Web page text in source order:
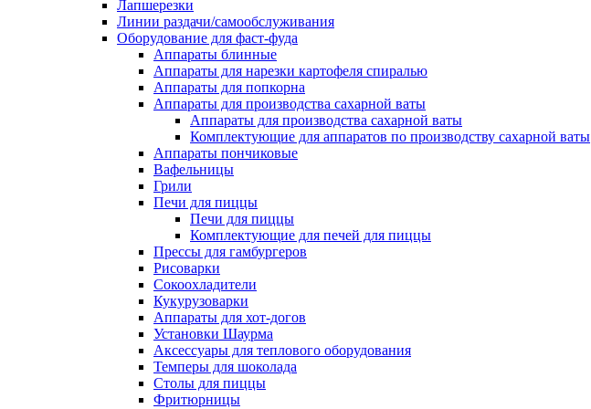
Лапшерезки
Линии раздачи/самообслуживания
Оборудование для фаст-фуда
Аппараты блинные
Аппараты для нарезки картофеля спиралью
Аппараты для попкорна
Аппараты для производства сахарной ваты
Аппараты для производства сахарной ваты
Комплектующие для аппаратов по производству сахарной ваты
Аппараты пончиковые
Вафельницы
Грили
Печи для пиццы
Печи для пиццы
Комплектующие для печей для пиццы
Прессы для гамбургеров
Рисоварки
Сокоохладители
Кукурузоварки
Аппараты для хот-догов
Установки Шаурма
Аксессуары для теплового оборудования
Темперы для шоколада
Столы для пиццы
Фритюрницы